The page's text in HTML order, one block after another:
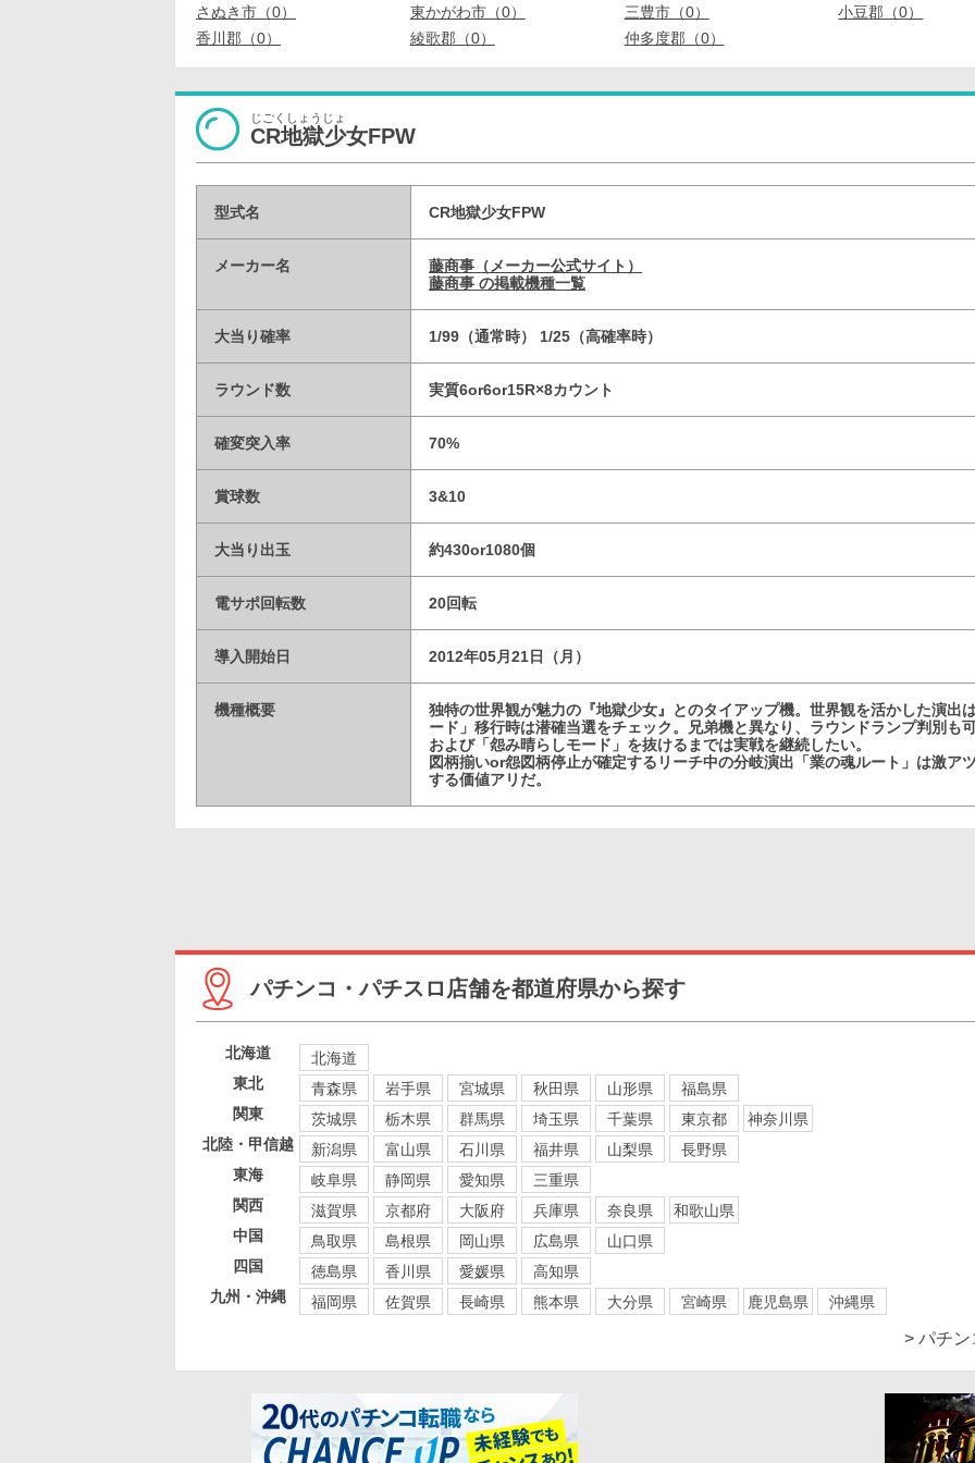
さぬき市（0） 東かがわ市（0） 三豊市（0）
小豆郡（0）
香川郡（0）
綾歌郡（0） 仲多度郡（0）
じごくしょうじょ
CR地獄少女FPW
型式名 CR地獄少女FPW
メーカー名
藤商事（メーカー公式サイト）
藤商事 の掲載機種一覧
大当り確率 1/99（通常時） 1/25（高確率時）
ラウンド数 実質6or6or15R×8カウント
確変突入率 70%
賞球数 3&10
大当り出玉 約430or1080個
電サポ回転数 20回転
導入開始日 2012年05月21日（月）
機種概要
独特の世界観が魅力の『地獄少女』とのタイアップ機。世界観を活かした演出
ード」移行時は潜確当選をチェック。兄弟機と異なり、ラウンドランプ判別も
および「怨み晴らしモード」を抜けるまでは実戦を継続したい。
図柄揃いor怨図柄停止が確定するリーチ中の分岐演出「業の魂ルート」は激ア
する価値アリだ。
パチンコ・パチスロ店舗を都道府県から探す
北海道
北海道
東北
青森県 岩手県 宮城県 秋田県 山形県
福島県
関東
茨城県 栃木県 群馬県 埼玉県 千葉県 東京都
神奈川県
北陸・甲信越
新潟県 富山県 石川県 福井県 山梨県
長野県
東海
岐阜県 静岡県 愛知県
三重県
関西
滋賀県 京都府 大阪府 兵庫県 奈良県
和歌山県
中国
鳥取県 島根県 岡山県 広島県
山口県
四国
徳島県 香川県 愛媛県
高知県
九州・沖縄
福岡県 佐賀県 長崎県 熊本県 大分県 宮崎県 鹿児島県 沖縄県
> パチ